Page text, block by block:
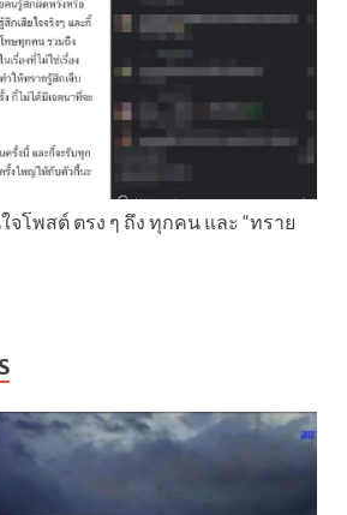
จโพสต์ ตรง ๆ ถึง ทุกคน และ “ทราย